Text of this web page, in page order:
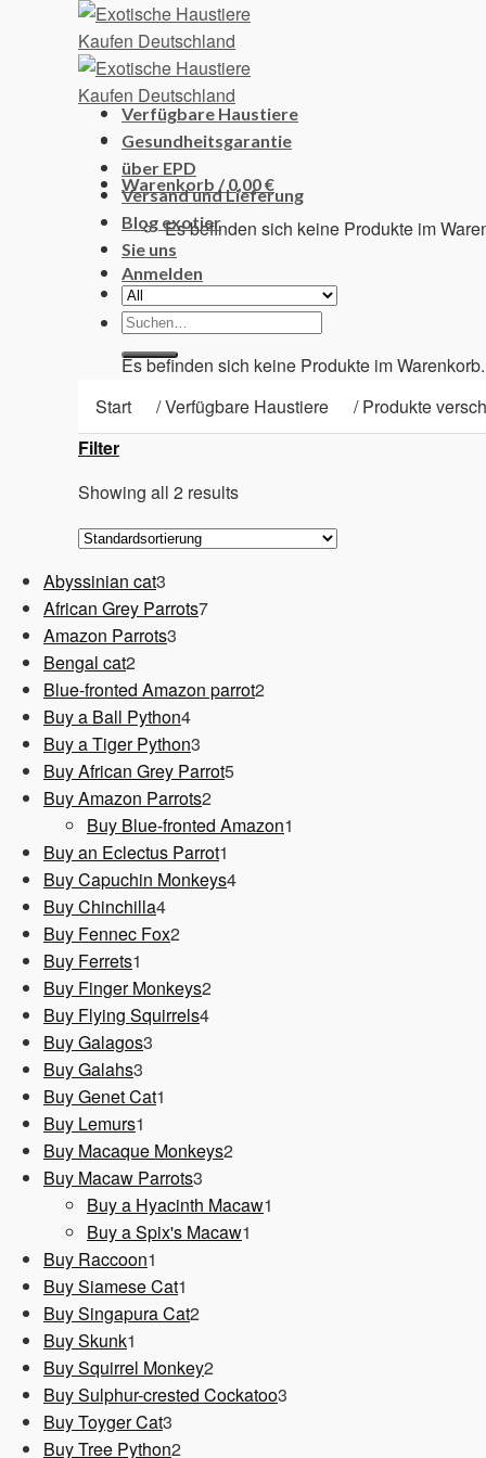
Warenkorb /0,00€
Es befinden sich keine Produkte im
Anmelden
Warenkorb
Es befinden sich keine Produkte im Warenkorb.
Verfügbare Haustiere
Gesundheitsgarantie
über EPD
Versand und Lieferung
Blog exotier
Sie uns
Suchen
nach:
Start /Verfügbare Haustiere /Produkte
Filter
Showing all 2 results
Abyssinian cat3
Produkte
African Grey Parrots77
Amazon Parrots3
Bengal cat22
Produkte
Blue-fronted Amazon parrot22
Buy a Ball Python44
Produkte
Buy a Tiger Python3
Produkte
Buy African Grey Parrot55
Buy Amazon Parrots22
Produkte
Buy Blue-fronted Amazon1
Buy an Eclectus Parrot1
Produkt
Buy Capuchin Monkeys44
Buy Chinchilla44
Produkte
Buy Fennec Fox22
Buy Ferrets1
Produkt
Buy Finger Monkeys22
Buy Flying Squirrels44
Buy Galagos3
Buy Galahs3
Produkte
Buy Genet Cat1
Buy Lemurs1
Produkt
Buy Macaque Monkeys22
Buy Macaw Parrots3
Produkte
Buy a Hyacinth Macaw1
Buy a Spix's Macaw1
Buy Raccoon1
Produkt
Buy Siamese Cat1
Produkt
Buy Singapura Cat22
Buy Skunk1
Produkt
Buy Squirrel Monkey22
Produkte
Buy Sulphur-crested Cockatoo3
Buy Toyger Cat3
Produkte
Buy Tree Python22